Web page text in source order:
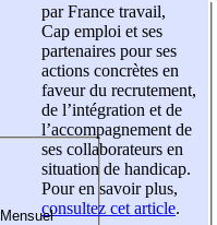
par France travail,
Cap emploi et ses
partenaires pour ses
actions concrètes en
faveur du recrutement,
de l’intégration et de
l’accompagnement de
ses collaborateurs en
situation de handicap.
Pour en savoir plus,
consultez cet article.